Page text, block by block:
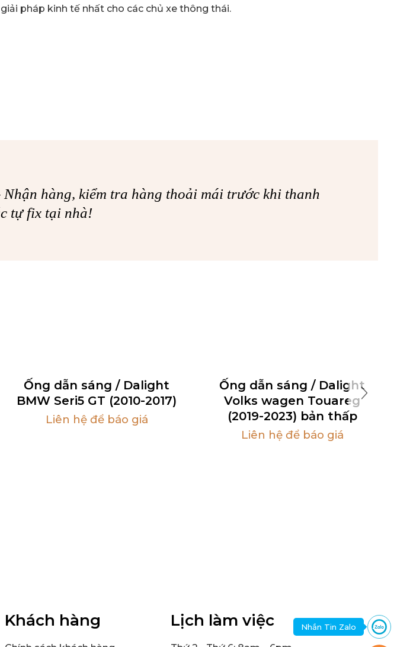
pháp kinh tế nhất cho các chủ xe thông thái.
hàng, kiểm tra hàng thoải mái trước khi thanh
tự fix tại nhà!
Ống dẫn sáng / Dalight
BMW Seri5 GT (2010-2017)
Liên hệ để báo giá
Ống dẫn sáng / Dalight
Volks wagen Touareg
(2019-2023) bản thấp
Liên hệ để báo giá
Khách hàng Lịch làm việc Nhắn Tin Zalo